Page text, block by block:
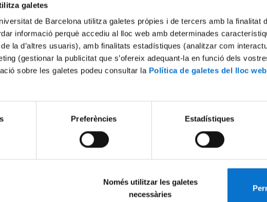
galetes
de Barcelona utilitza galetes pròpies i de tercers amb la finalitat
informació perquè accediu al lloc web amb determinades
la d’altres usuaris), amb finalitats estadístiques (analitzar com
(gestionar la publicitat que s’ofereix adequant-la en funció dels
sobre les galetes podeu consultar la Política de galetes del lloc
Preferències Estadístiques
Només utilitzar les galetes
necessàries